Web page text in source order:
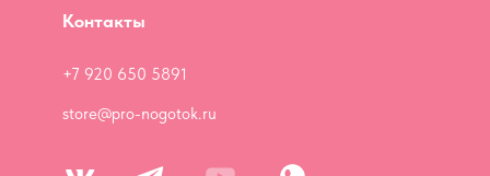
Контакты
+7 920 650 5891
store@pro-nogotok.ru